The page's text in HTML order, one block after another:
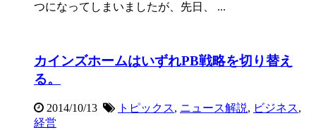
つになってしまいましたが、先日、 ...
カインズホームはいずれPB戦略を切り替え
る。
2014/10/13 トピックス, ニュース解説, ビジネス,
経営